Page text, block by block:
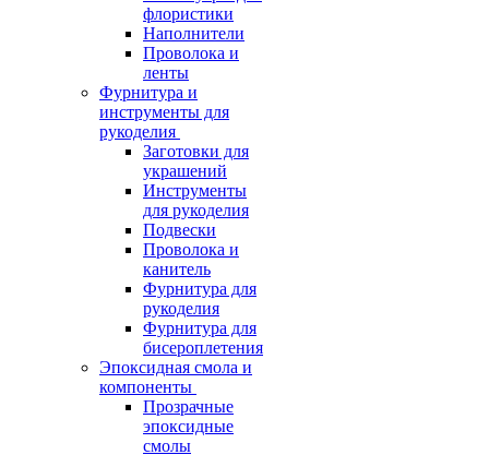
флористики
Наполнители
Проволока и
ленты
Фурнитура и
инструменты для
рукоделия
Заготовки для
украшений
Инструменты
для рукоделия
Подвески
Проволока и
канитель
Фурнитура для
рукоделия
Фурнитура для
бисероплетения
Эпоксидная смола и
компоненты
Прозрачные
эпоксидные
смолы